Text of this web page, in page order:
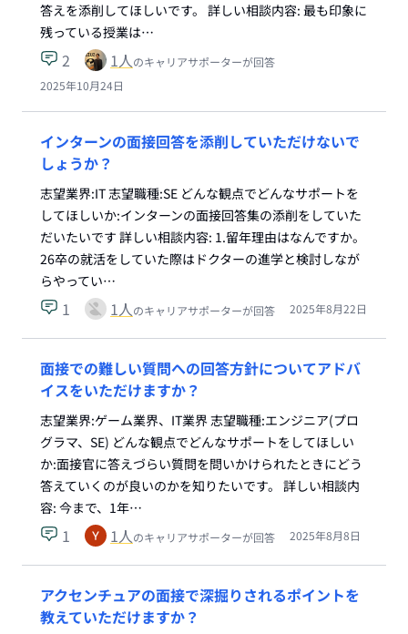
答えを添削してほしいです。 詳しい相談内容: 最も印象に
残っている授業は…
2 1人のキャリアサポーターが回答
2025年10月24日
インターンの面接回答を添削していただけないで
しょうか？
志望業界:IT 志望職種:SE どんな観点でどんなサポートを
してほしいか:インターンの面接回答集の添削をしていた
だいたいです 詳しい相談内容: 1.留年理由はなんですか。
26卒の就活をしていた際はドクターの進学と検討しなが
らやってい…
1 1人のキャリアサポーターが回答 2025年8月22日
面接での難しい質問への回答方針についてアドバ
イスをいただけますか？
志望業界:ゲーム業界、IT業界 志望職種:エンジニア(プロ
グラマ、SE) どんな観点でどんなサポートをしてほしい
か:面接官に答えづらい質問を問いかけられたときにどう
答えていくのが良いのかを知りたいです。 詳しい相談内
容: 今まで、1年…
1 1人のキャリアサポーターが回答 2025年8月8日
アクセンチュアの面接で深掘りされるポイントを
教えていただけますか？